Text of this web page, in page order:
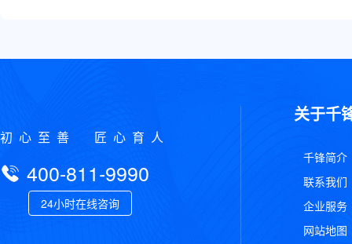
初心至善 匠心育人
400-811-9990
24小时在线咨询
关于千
千锋简介
联系我们
企业服务
网站地图